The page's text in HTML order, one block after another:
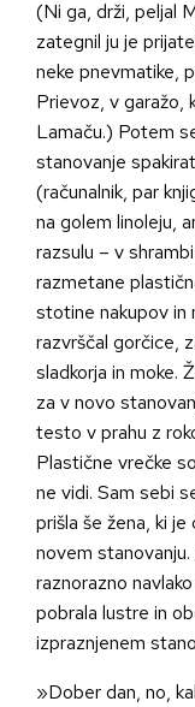
(Ni ga, drži, peljal
zategnil ju je
neke pnevmatike,
Prievoz, v garažo,
Lamaču.) Potem
stanovanje
(računalnik, par
na golem linoleju,
razsulu – v
razmetane
stotine nakupov in
razvrščal gorčice,
sladkorja in moke.
za v novo
testo v prahu z
Plastične vrečke
ne vidi. Sam sebi
prišla še žena, ki
novem
raznorazno
pobrala lustre in
izpraznjenem
»Dober dan, no,